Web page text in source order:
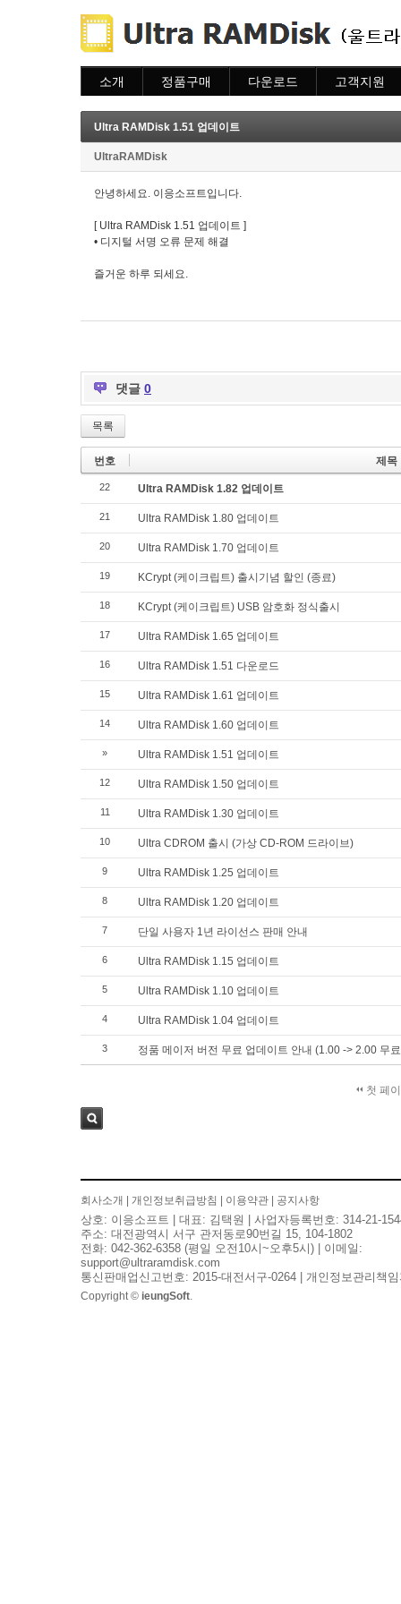
소개 정품구매
주문조회
이용안내
다운로드 고객지원
질문하기
Ultra RAMDisk 1.51 업데이트
UltraRAMDisk
안녕하세요. 이응소프트입니다.
[ Ultra RAMDisk 1.51 업데이트 ]
• 디지털 서명 오류 문제 해결
즐거운 하루 되세요.
댓글 0
목록
번호 제목
22 Ultra RAMDisk 1.82 업데이트
21 Ultra RAMDisk 1.80 업데이트
20 Ultra RAMDisk 1.70 업데이트
19 KCrypt (케이크립트) 출시기념 할인 (종료)
18 KCrypt (케이크립트) USB 암호화 정식출시
17 Ultra RAMDisk 1.65 업데이트
16 Ultra RAMDisk 1.51 다운로드
15 Ultra RAMDisk 1.61 업데이트
14 Ultra RAMDisk 1.60 업데이트
» Ultra RAMDisk 1.51 업데이트
12 Ultra RAMDisk 1.50 업데이트
11 Ultra RAMDisk 1.30 업데이트
10 Ultra CDROM 출시 (가상 CD-ROM 드라이브)
9 Ultra RAMDisk 1.25 업데이트
8 Ultra RAMDisk 1.20 업데이트
7 단일 사용자 1년 라이선스 판매 안내
6 Ultra RAMDisk 1.15 업데이트
5 Ultra RAMDisk 1.10 업데이트
4 Ultra RAMDisk 1.04 업데이트
3 정품 메이저 버전 무료 업데이트 안내 (1.00 -> 2.00 무
첫 페
회사소개 개인정보취급방침 이용약관 공지사항
상호: 이응소프트 | 대표: 김택원 | 사업자등록번호: 314-21-
주소: 대전광역시 서구 관저동로90번길 15, 104-1802
전화: 042-362-6358 (평일 오전10시~오후5시) | 이메일:
support@ultraramdisk.com
통신판매업신고번호: 2015-대전서구-0264 | 개인정보관리책
Copyright © ieungSoft.